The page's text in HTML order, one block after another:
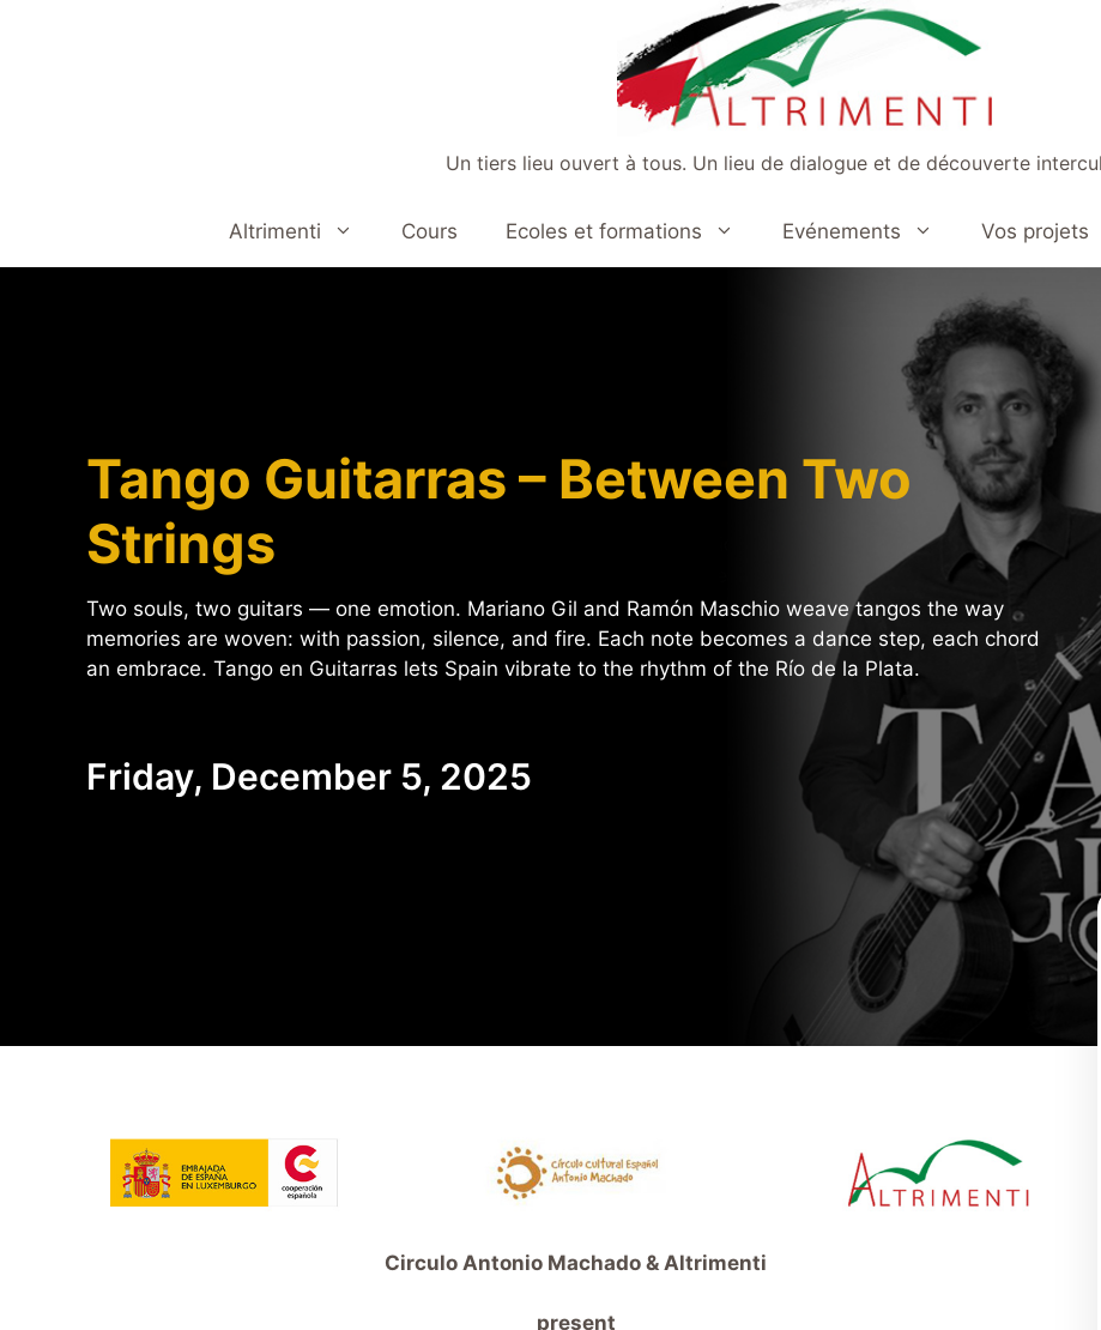
Un tiers lieu ouvert à tous. Un lieu de dialogue et de découverte
Altrimenti Cours Ecoles et formations Evénements Vos projets
Tango Guitarras – Between Two
Strings
Two souls, two guitars — one emotion. Mariano Gil and Ramón Maschio weave tangos the way
memories are woven: with passion, silence, and fire. Each note becomes a dance step, each chord
an embrace. Tango en Guitarras lets Spain vibrate to the rhythm of the Río de la Plata.
Friday, December 5, 2025
Circulo Antonio Machado & Altrimenti
present